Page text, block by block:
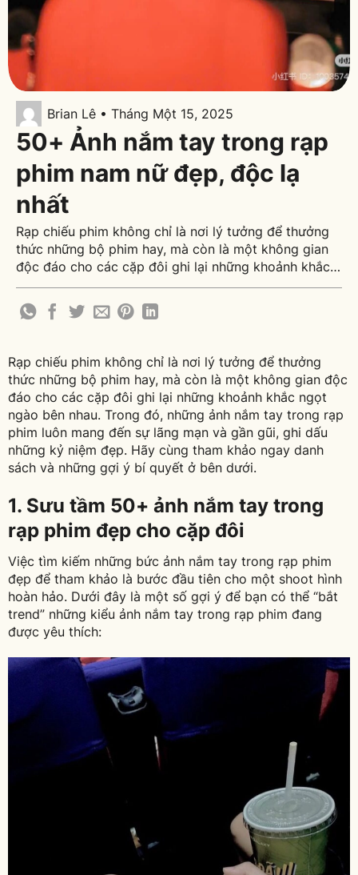
Brian Lê • Tháng Một 15, 2025
50+ Ảnh nắm tay trong rạp
phim nam nữ đẹp, độc lạ
nhất
Rạp chiếu phim không chỉ là nơi lý tưởng để thưởng
thức những bộ phim hay, mà còn là một không gian
độc đáo cho các cặp đôi ghi lại những khoảnh khắc
ngọt ngào bên nhau. Trong đó, những ảnh nắm tay
trong rạp phim luôn mang đến sự lãng mạn và gần
gũi, [...]
Rạp chiếu phim không chỉ là nơi lý tưởng để thưởng
thức những bộ phim hay, mà còn là một không gian độc
đáo cho các cặp đôi ghi lại những khoảnh khắc ngọt
ngào bên nhau. Trong đó, những ảnh nắm tay trong rạp
phim luôn mang đến sự lãng mạn và gần gũi, ghi dấu
những kỷ niệm đẹp. Hãy cùng tham khảo ngay danh
sách và những gợi ý bí quyết ở bên dưới.
1. Sưu tầm 50+ ảnh nắm tay trong
rạp phim đẹp cho cặp đôi
Việc tìm kiếm những bức ảnh nắm tay trong rạp phim
đẹp để tham khảo là bước đầu tiên cho một shoot hình
hoàn hảo. Dưới đây là một số gợi ý để bạn có thể “bắt
trend” những kiểu ảnh nắm tay trong rạp phim đang
được yêu thích: